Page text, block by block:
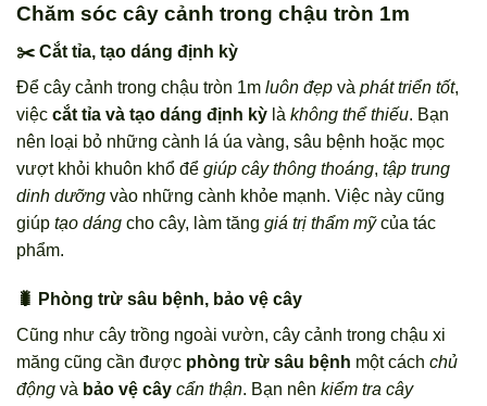
Chăm sóc cây cảnh trong chậu tròn 1m
✂️ Cắt tỉa, tạo dáng định kỳ
Để cây cảnh trong chậu tròn 1m luôn đẹp và phát triển tốt,
việc cắt tỉa và tạo dáng định kỳ là không thể thiếu. Bạn
nên loại bỏ những cành lá úa vàng, sâu bệnh hoặc mọc
vượt khỏi khuôn khổ để giúp cây thông thoáng, tập trung
dinh dưỡng vào những cành khỏe mạnh. Việc này cũng
giúp tạo dáng cho cây, làm tăng giá trị thẩm mỹcủa tác
phẩm.
🐛 Phòng trừ sâu bệnh, bảo vệ cây
Cũng như cây trồng ngoài vườn, cây cảnh trong chậu xi
măng cũng cần được phòng trừ sâu bệnh một cách chủ
động và bảo vệ cây cẩn thận. Bạn nên kiểm tra cây